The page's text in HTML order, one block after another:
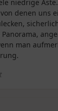
niedrige
denen uns
man